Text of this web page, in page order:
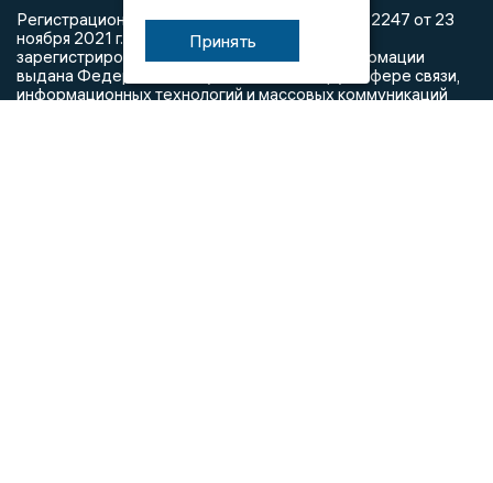
Регистрационный номер: серия Эл № ФС77-82247 от 23
ноября 2021 г. согласно выписке из реестра
зарегистрированных средств массовой информации
выдана Федеральной службой по надзору в сфере связи,
информационных технологий и массовых коммуникаций
Принять